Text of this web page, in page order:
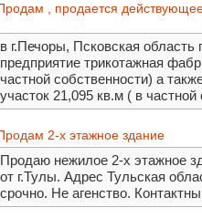
, продается
в г.Печоры, Псковская
предприятие трикотажная
частной собственности) а
участок 21,095 кв.м ( в частной
2-х этажное здание
Продаю нежилое 2-х этажное
от г.Тулы. Адрес Тульская
срочно. Не агенство.